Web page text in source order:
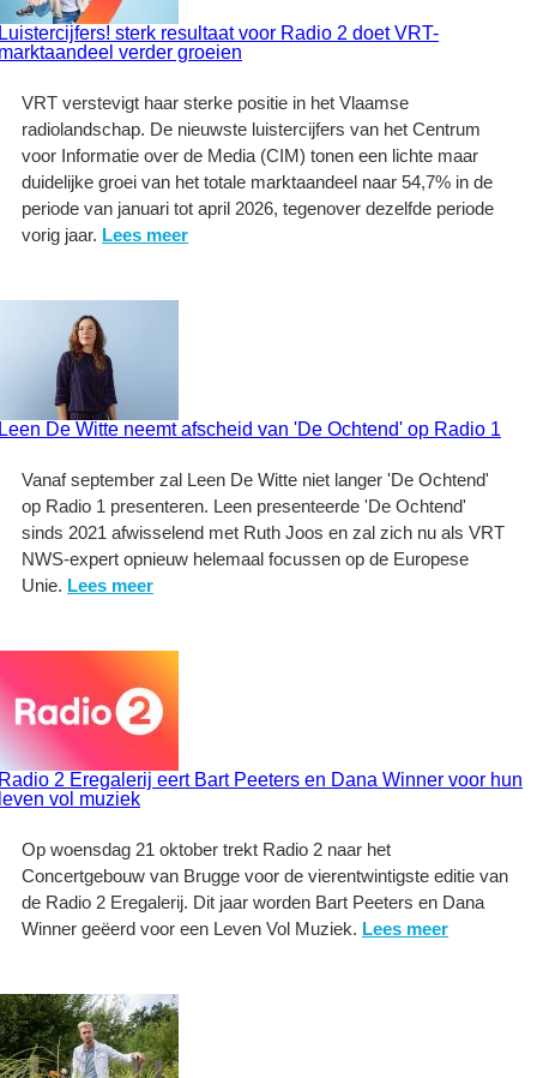
sterk resultaat voor Radio 2 doet VRT-
verder groeien
VRT verstevigt haar sterke positie in het Vlaamse
radiolandschap. De nieuwste luistercijfers van het Centrum
voor Informatie over de Media (CIM) tonen een lichte maar
duidelijke groei van het totale marktaandeel naar 54,7% in de
periode van januari tot april 2026, tegenover dezelfde periode
vorig jaar. Lees meer
De Witte neemt afscheid van 'De Ochtend' op Radio 1
Vanaf september zal Leen De Witte niet langer 'De Ochtend'
op Radio 1 presenteren. Leen presenteerde 'De Ochtend'
sinds 2021 afwisselend met Ruth Joos en zal zich nu als VRT
NWS-expert opnieuw helemaal focussen op de Europese
Unie. Lees meer
2 Eregalerij eert Bart Peeters en Dana Winner voor hun
vol muziek
Op woensdag 21 oktober trekt Radio 2 naar het
Concertgebouw van Brugge voor de vierentwintigste editie van
de Radio 2 Eregalerij. Dit jaar worden Bart Peeters en Dana
Winner geëerd voor een Leven Vol Muziek. Lees meer